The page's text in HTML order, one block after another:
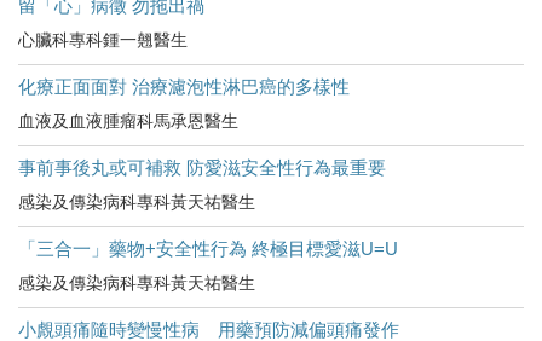
留「心」病徵 勿拖出禍
心臟科專科鍾一翹醫生
化療正面面對 治療濾泡性淋巴癌的多樣性
血液及血液腫瘤科馬承恩醫生
事前事後丸或可補救 防愛滋安全性行為最重要
感染及傳染病科專科黃天祐醫生
「三合一」藥物+安全性行為 終極目標愛滋U=U
感染及傳染病科專科黃天祐醫生
小覤頭痛隨時變慢性病 用藥預防減偏頭痛發作